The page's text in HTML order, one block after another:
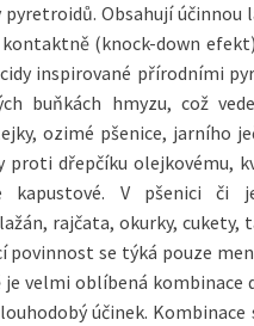
pyretroidů. Obsahují
(knock-down
inspirované přírodními
buňkách hmyzu, což
ozimé pšenice, jarního
proti dřepčíku olejkovému,
kapustové. V pšenici či
rajčata, okurky, cukety,
povinnost se týká pouze
je velmi oblíbená
účinek.